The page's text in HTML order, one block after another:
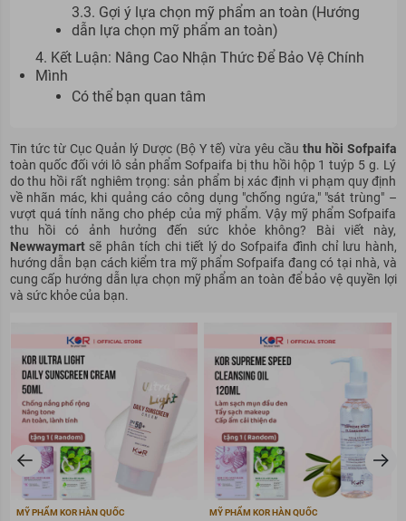
3.3. Gợi ý lựa chọn mỹ phẩm an toàn (Hướng
dẫn lựa chọn mỹ phẩm an toàn)
4. Kết Luận: Nâng Cao Nhận Thức Để Bảo Vệ Chính
Mình
Có thể bạn quan tâm
Tin tức từ Cục Quản lý Dược (Bộ Y tế) vừa yêu cầu thu hồi Sofpaifa
toàn quốc đối với lô sản phẩm Sofpaifa bị thu hồi hộp 1 tuýp 5 g. Lý
do thu hồi rất nghiêm trọng: sản phẩm bị xác định vi phạm quy định
về nhãn mác, khi quảng cáo công dụng "chống ngứa," "sát trùng" –
vượt quá tính năng cho phép của mỹ phẩm. Vậy mỹ phẩm Sofpaifa
thu hồi có ảnh hưởng đến sức khỏe không? Bài viết này,
Newwaymartsẽ phân tích chi tiết lý do Sofpaifa đình chỉ lưu hành,
hướng dẫn bạn cách kiểm tra mỹ phẩm Sofpaifa đang có tại nhà, và
cung cấp hướng dẫn lựa chọn mỹ phẩm an toàn để bảo vệ quyền lợi
và sức khỏe của bạn.
MỸ PHẨM KOR HÀN QUỐC MỸ PHẨM KOR HÀN QUỐC